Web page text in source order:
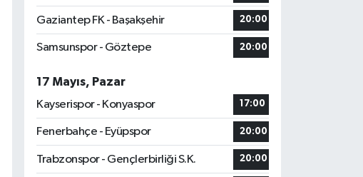
Gaziantep FK - Başakşehir 20:00
Samsunspor - Göztepe 20:00
17 Mayıs, Pazar
Kayserispor - Konyaspor
17:00
Fenerbahçe - Eyüpspor 20:00
Trabzonspor - Gençlerbirliği S.K. 20:00